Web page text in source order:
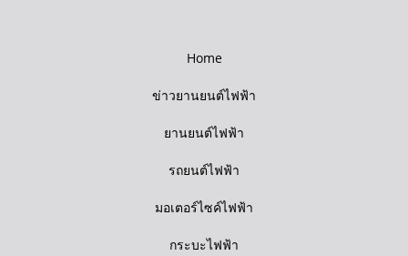
Home
ข่าวยานยนต์ไฟฟ้า
ยานยนต์ไฟฟ้า
รถยนต์ไฟฟ้า
มอเตอร์ไซค์ไฟฟ้า
กระบะไฟฟ้า